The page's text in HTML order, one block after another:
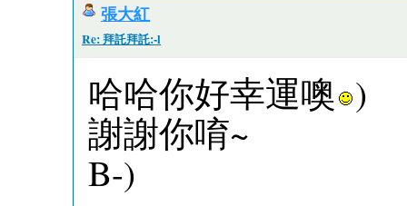
張大紅
Re: 拜託拜託:-l
哈哈你好幸運噢 )
謝謝你唷~
B-)